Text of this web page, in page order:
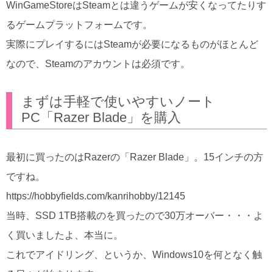
WinGameStoreはSteamとは違うゲームが安くなってたりす
るゲームプラットフォームです。
実際にプレイするにはSteamが必要になるものがほとんど
なので、Steamのアカウントは必須です。
まずは手軽で使いやすいノート
PC「Razer Blade」を購入
最初に買ったのはRazerの「Razer Blade」。15インチの方
ですね。
https://hobbyfields.com/kanrihobby/12145
当時、SSD 1TB搭載のを買ったので30万オーバー・・・よ
く買いましたよ、本当に。
これでアイドリング、というか、Windows10を何となく触